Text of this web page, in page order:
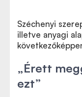
Széchenyi
illetve anyagi
„Érett
ezt”